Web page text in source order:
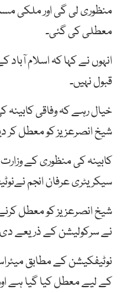
منظوری لی گی اور ملکی
معطلی کی گئی۔
انہوں نے کہا کہ اسلام
قبول نہیں۔
خیال رہے کہ وفاقی کابینہ
شیخ انصرعزیز کو معطل کر
کابینہ کی منظوری کے
سیکریٹری عرفان انجم
شیخ انصرعزیز کو معطل
نے سرکولیشن کے ذریعے
کے لیے معطل کیا گیا ہے